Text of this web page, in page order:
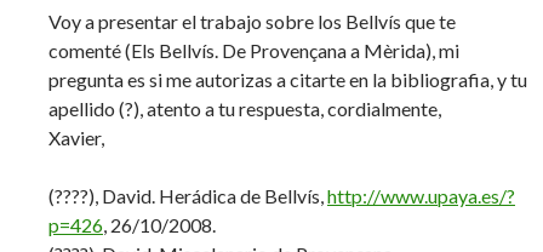
Voy a presentar el trabajo sobre los Bellvís que te
comenté (Els Bellvís. De Provençana a Mèrida), mi
pregunta es si me autorizas a citarte en la bibliografia, y tu
apellido (?), atento a tu respuesta, cordialmente,
Xavier,
(????), David. Herádica de Bellvís,http://www.upaya.es/?
p=426, 26/10/2008.